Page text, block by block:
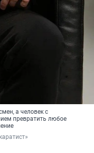
а человек с
превратить любое